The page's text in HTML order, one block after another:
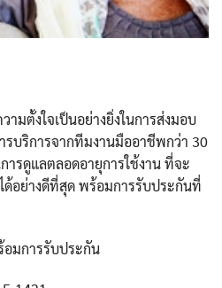
ามตั้งใจเป็นอย่างยิ่งในการส่งมอบ
บริการจากทีมงานมืออาชีพกว่า 30
รดูแลตลอดอายุการใช้งาน ที่จะ
ด้อย่างดีที่สุด พร้อมการรับประกันที่
มการรับประกัน